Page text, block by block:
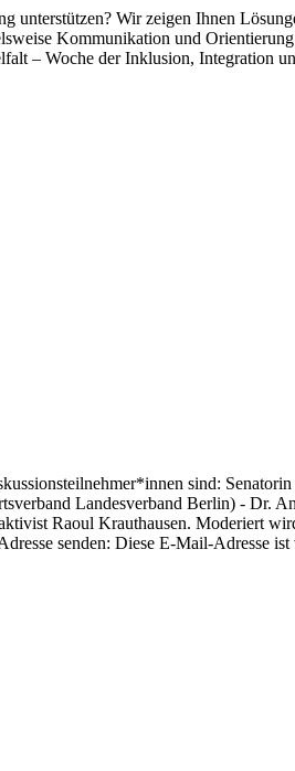
Wir zeigen Ihnen
Kommunikation und
– Woche der Inklusion, Integration
sind:
Landesverband Berlin) - Dr.
Raoul Krauthausen. Moderiert
senden: Diese E-Mail-Adresse